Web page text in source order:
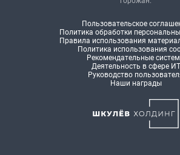
Пользовательское
Политика обработки
Правила использования
Политика использования
Рекомендательные
Деятельность в сфере ИТ
Руководство
Наши награды